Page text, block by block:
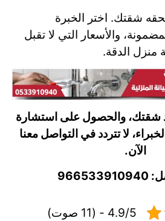
شقتك. اختر الخبرة
والأسعار التي لا تقبل
منزل الدقة.
شقتك، والحصول على استشارة
لا تتردد في التواصل معنا
الآن.
4.9/5 - (11 صوت)